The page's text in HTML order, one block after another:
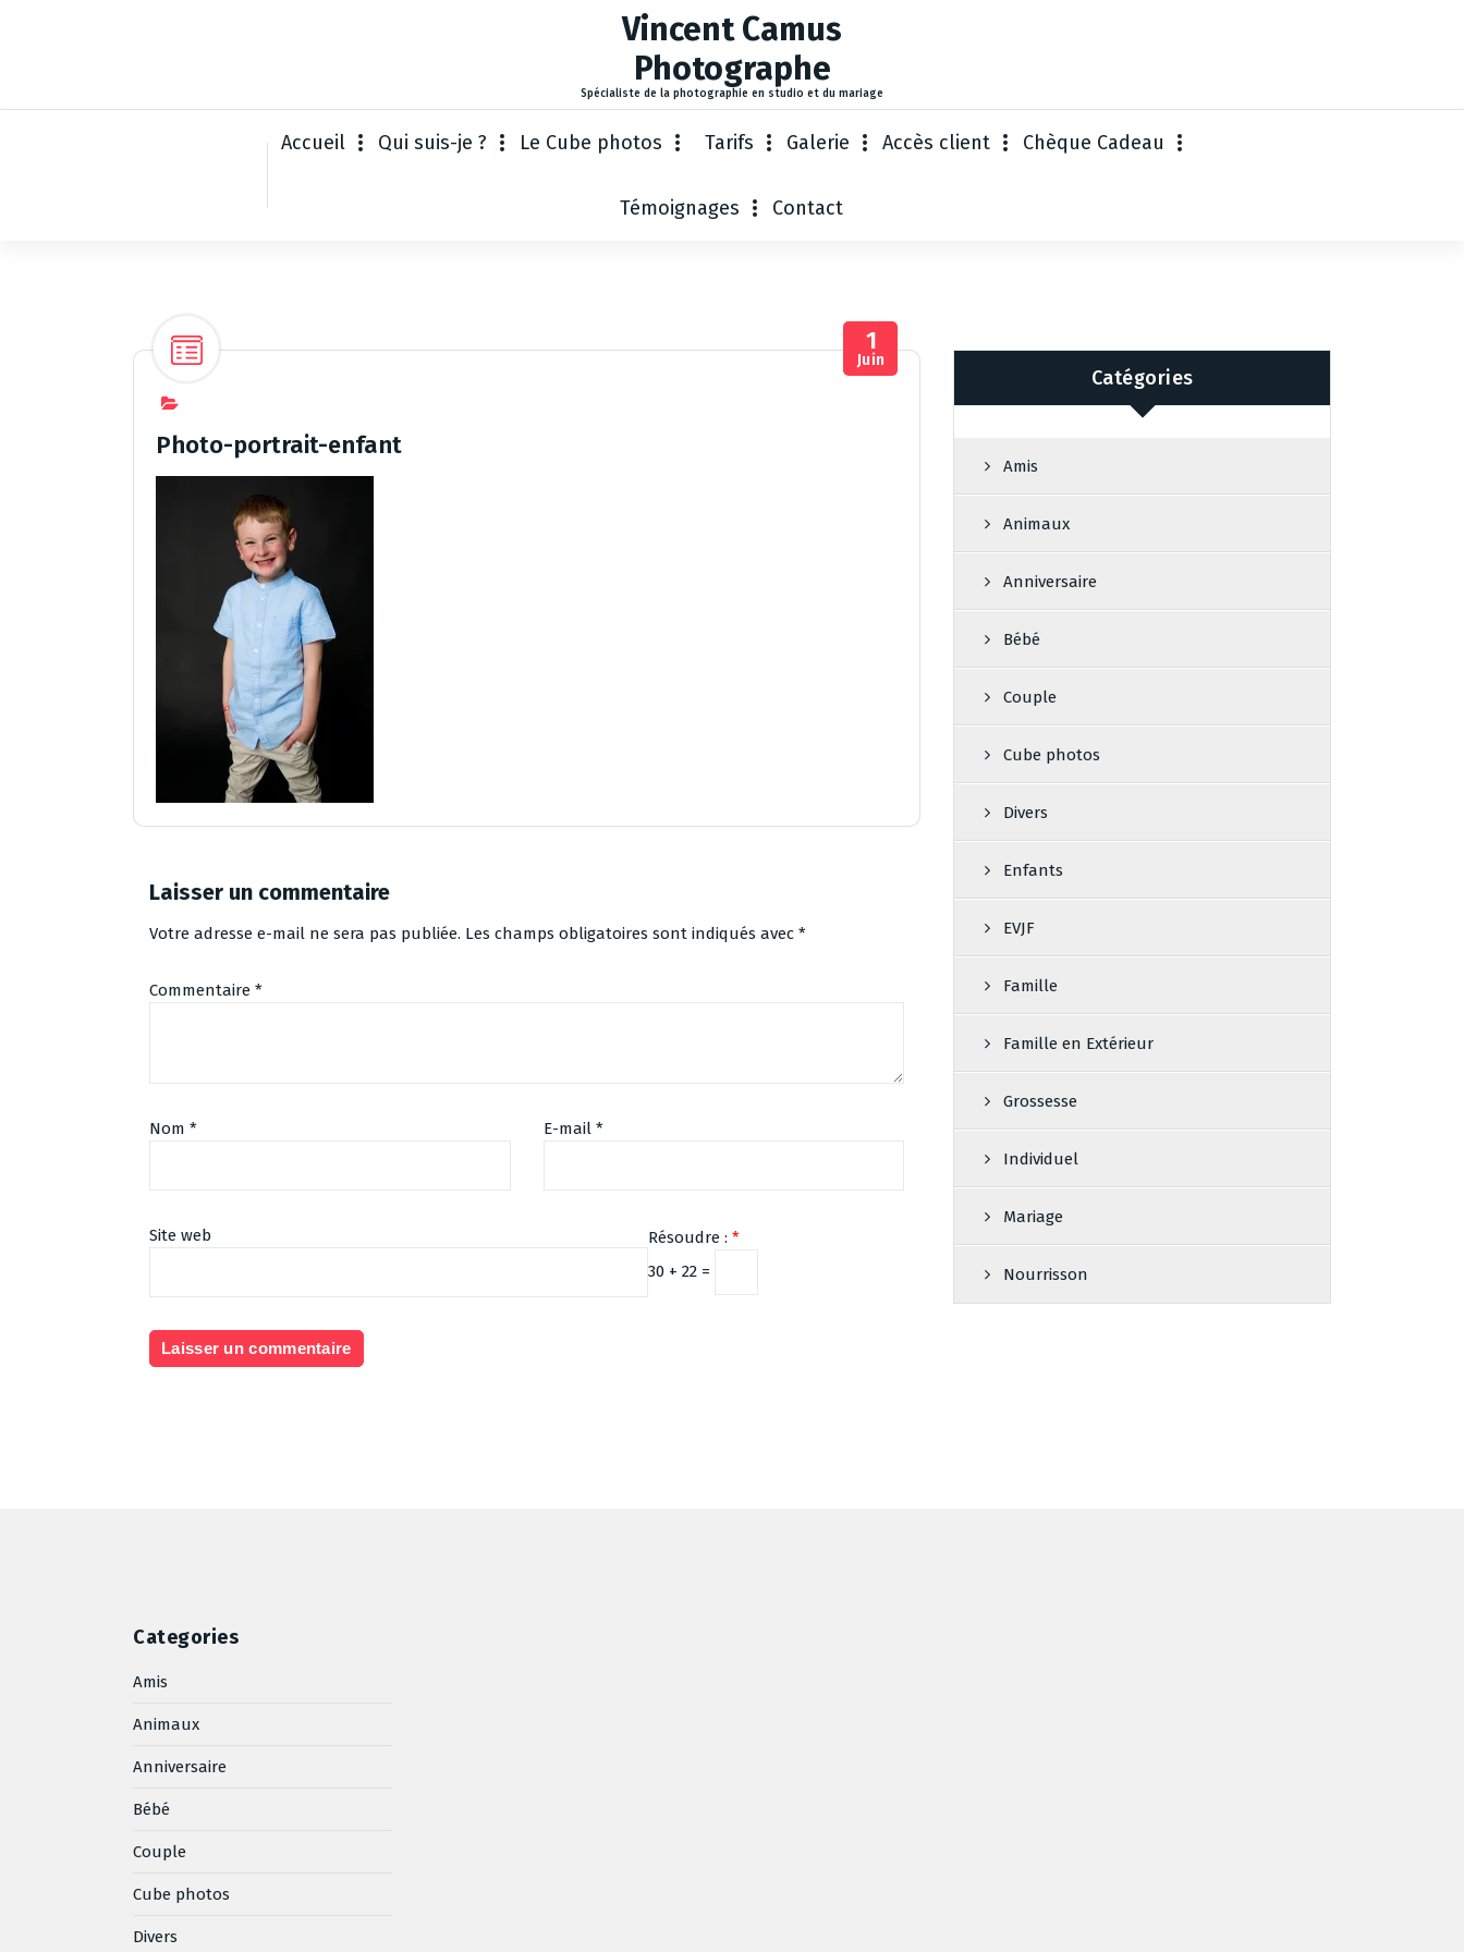
r
Vincent Camus
Photographe
Spécialiste de la photographie en studio et du mariage
Accueil Qui suis-je ? Le Cube photos Tarifs Galerie Accès client Chèque Cadeau
Témoignages Contact
1
Juin
Photo-portrait-enfant
Laisser un commentaire
Votre adresse e-mail ne sera pas publiée. Les champs obligatoires sont indiqués avec *
Commentaire *
Nom * E-mail *
Site web Résoudre : *
30 + 22 =
Catégories
Amis
Animaux
Anniversaire
Bébé
Couple
Cube photos
Divers
Enfants
EVJF
Famille
Famille en Extérieur
Grossesse
Individuel
Mariage
Nourrisson
Categories
Amis
Animaux
Anniversaire
Bébé
Couple
Cube photos
Divers